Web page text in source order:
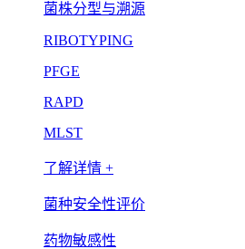
菌株分型与溯源
RIBOTYPING
PFGE
RAPD
MLST
了解详情 +
菌种安全性评价
药物敏感性